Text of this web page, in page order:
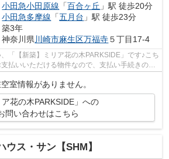
小田急小田原線 「百合ヶ丘 」駅 徒歩20分
小田急多摩線 「五月台 」駅 徒歩23分
築3年
神奈川県 川崎市麻生区万福寺５丁目17-4
「【新築】ミリア花の木PARKSIDE」です♪こち
払いいただける物件なので、支払い手続きの手
の物件です...
室情報がありません。
ア花の木PARKSIDE」への
問い合わせはこちら
ウス・サン【SHM】